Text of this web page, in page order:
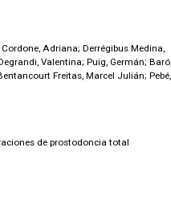
Adriana; Derrégibus Medina,
Valentina; Puig, Germán; Baró,
Freitas, Marcel Julián; Pebé,
de prostodoncia total